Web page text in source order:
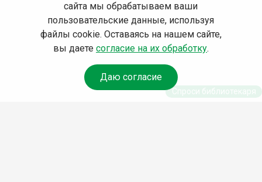
сайта мы обрабатываем ваши
пользовательские данные, используя
файлы cookie. Оставаясь на нашем сайте,
вы даете согласие на их обработку.
Даю согласие
Спроси библиотекаря